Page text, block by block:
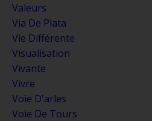
Valeurs
Via De Plata
Vie Différente
Visualisation
Vivante
Vivre
Voie D'arles
Voie De Tours